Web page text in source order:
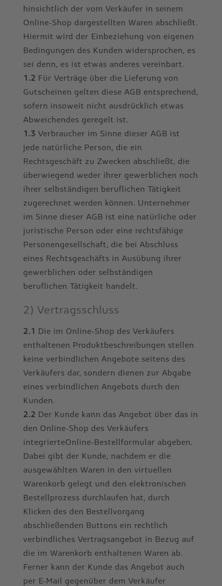
hinsichtlich der vom Verkäufer in seinem
Online-Shop dargestellten Waren abschließt.
Hiermit wird der Einbeziehung von eigenen
Bedingungen des Kunden widersprochen, es
sei denn, es ist etwas anderes vereinbart.
1.2 Für Verträge über die Lieferung von
Gutscheinen gelten diese AGB entsprechend,
sofern insoweit nicht ausdrücklich etwas
Abweichendes geregelt ist.
1.3 Verbraucher im Sinne dieser AGB ist
jede natürliche Person, die ein
Rechtsgeschäft zu Zwecken abschließt, die
überwiegend weder ihrer gewerblichen noch
ihrer selbständigen beruflichen Tätigkeit
zugerechnet werden können. Unternehmer
im Sinne dieser AGB ist eine natürliche oder
juristische Person oder eine rechtsfähige
Personengesellschaft, die bei Abschluss
eines Rechtsgeschäfts in Ausübung ihrer
gewerblichen oder selbständigen
beruflichen Tätigkeit handelt.
2) Vertragsschluss
2.1 Die im Online-Shop des Verkäufers
enthaltenen Produktbeschreibungen stellen
keine verbindlichen Angebote seitens des
Verkäufers dar, sondern dienen zur Abgabe
eines verbindlichen Angebots durch den
Kunden.
2.2 Der Kunde kann das Angebot über das in
den Online-Shop des Verkäufers
integrierteOnline-Bestellformular abgeben.
Dabei gibt der Kunde, nachdem er die
ausgewählten Waren in den virtuellen
Warenkorb gelegt und den elektronischen
Bestellprozess durchlaufen hat, durch
Klicken des den Bestellvorgang
abschließenden Buttons ein rechtlich
verbindliches Vertragsangebot in Bezug auf
die im Warenkorb enthaltenen Waren ab.
Ferner kann der Kunde das Angebot auch
per E-Mail gegenüber dem Verkäufer